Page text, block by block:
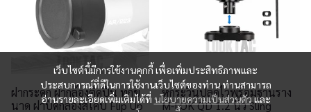
ฝากระดก ฝากล้องติดปืน ทุกข
นาด ฝาปิดกล้องสโคป Flip Up
หูกระวินปลดไวพร้อมฐานราง
M-LOK QD 1.2 นิ้ว Sling
เว็บไซต์นี้มีการใช้งานคุกกี้ เพื่อเพิ่มประสิทธิภาพและ
ประสบการณ์ที่ดีในการใช้งานเว็บไซต์ของท่าน ท่านสามารถ
อ่านรายละเอียดเพิ่มเติมได้ที่ นโยบายความเป็นส่วนตัวและ